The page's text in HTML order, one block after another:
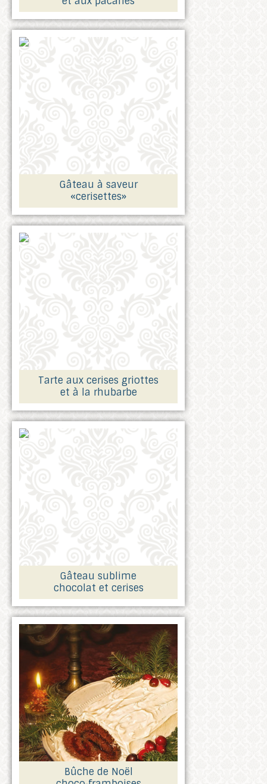
Gâteau à saveur
«cerisettes»
Tarte aux cerises griottes
et à la rhubarbe
Gâteau sublime
chocolat et cerises
Bûche de Noël